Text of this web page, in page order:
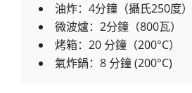
油炸：4分鐘（攝氏250度）
微波爐：2分鐘（800瓦）
烤箱：20 分鐘（200°C）
氣炸鍋：8 分鐘 (200°C)